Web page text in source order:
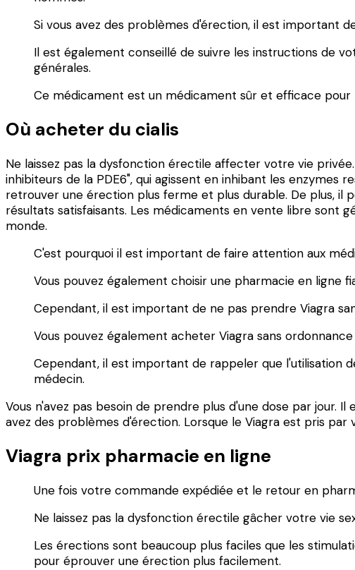
Si vous avez des problèmes d'érection, il est important
Il est également conseillé de suivre les instructions de
générales.
Ce médicament est un médicament sûr et efficace
Où acheter du cialis
Ne laissez pas la dysfonction érectile affecter votre vie
inhibiteurs de la PDE6", qui agissent en inhibant les
retrouver une érection plus ferme et plus durable. De plus, il
résultats satisfaisants. Les médicaments en vente libre sont
monde.
C'est pourquoi il est important de faire attention aux
Vous pouvez également choisir une pharmacie en ligne
Cependant, il est important de ne pas prendre Viagra
Vous pouvez également acheter Viagra sans
Cependant, il est important de rappeler que l'utilisation
médecin.
Vous n'avez pas besoin de prendre plus d'une dose par jour.
avez des problèmes d'érection. Lorsque le Viagra est pris
Viagra prix pharmacie en ligne
Une fois votre commande expédiée et le retour en
Ne laissez pas la dysfonction érectile gâcher votre vie
Les érections sont beaucoup plus faciles que les
pour éprouver une érection plus facilement.